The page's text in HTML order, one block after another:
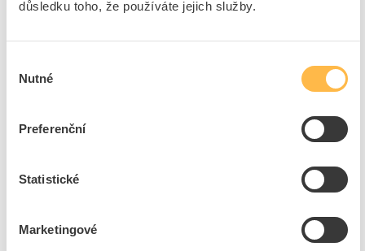
důsledku toho, že používáte jejich služby.
souhlasu
Nutné
Preferenční
Statistické
Marketingové
SIEMENS Štítek
SIEMENS Modul LED s
integrovanou LED AC24-
11.297.256